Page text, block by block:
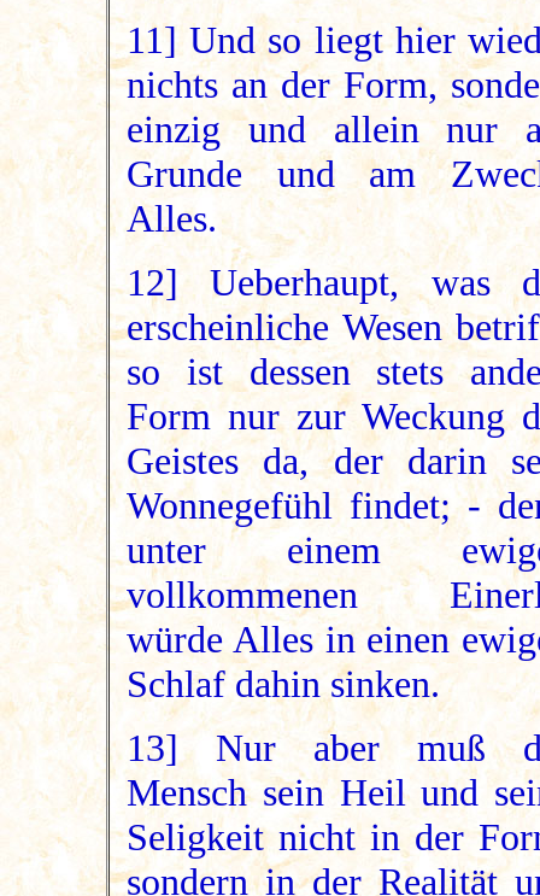
11] Und so liegt hier
nichts an der Form,
einzig und allein nur
Grunde und am
Alles.
12] Ueberhaupt, was
erscheinliche Wesen
so ist dessen stets
Form nur zur Weckung
Geistes da, der darin
Wonnegefühl findet; -
unter einem
vollkommenen
würde Alles in einen
Schlaf dahin sinken.
13] Nur aber muß
Mensch sein Heil und
Seligkeit nicht in der
sondern in der Realität